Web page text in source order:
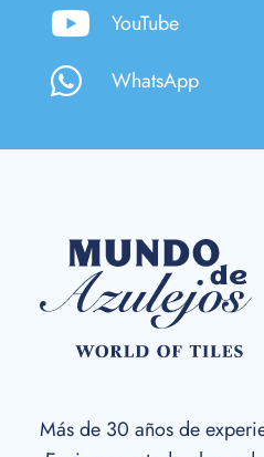
YouTube
WhatsApp
Más de 30 años de